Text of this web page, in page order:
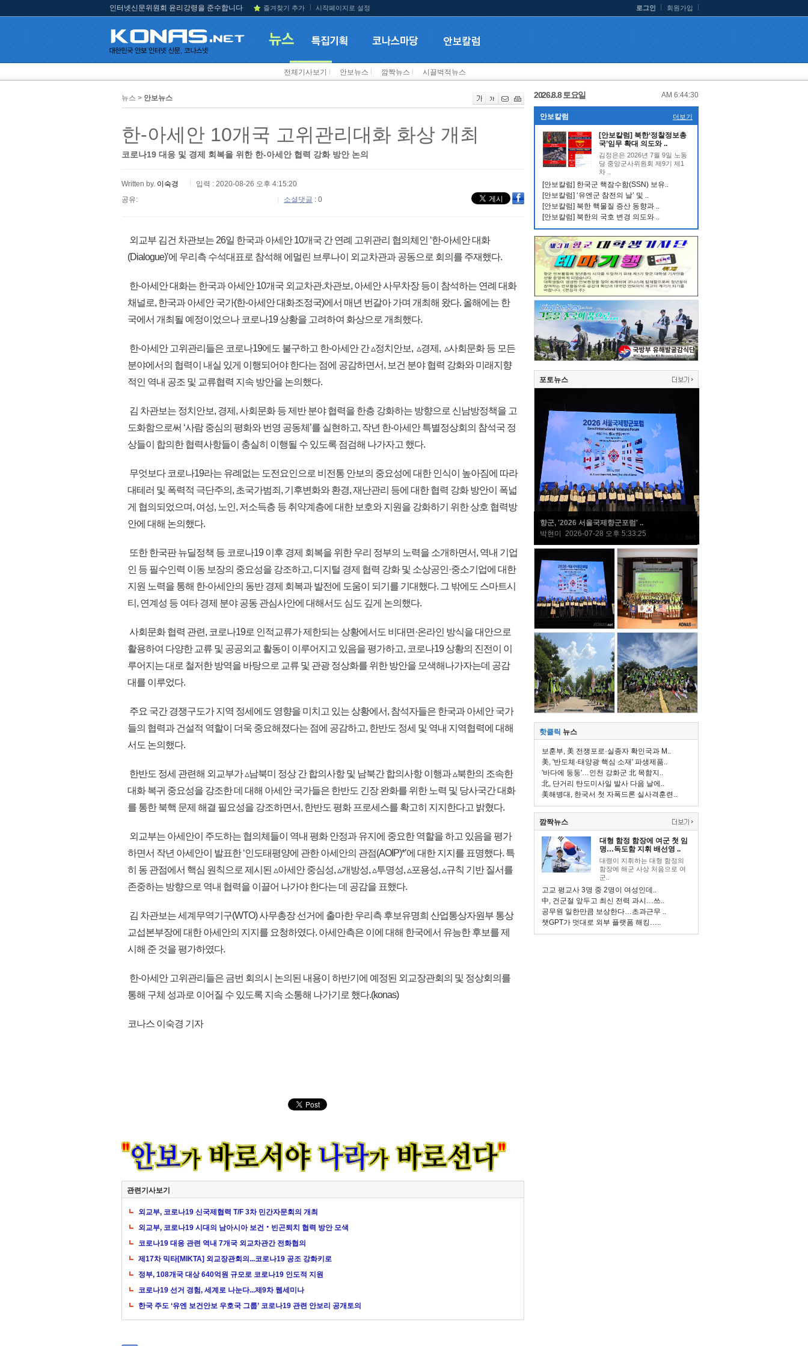
인터넷신문위원회 윤리강령을 준수합니다 즐겨찾기 추가 시작페이지로 설정 로그인 회원가입
전체기사보기 안보뉴스 깜짝뉴스 시끌벅적뉴스
뉴스 > 안보뉴스
한-아세안 10개국 고위관리대화 화상 개최
코로나19 대응 및 경제 회복을 위한 한-아세안 협력 강화 방안 논의
Written by. 이숙경
입력 : 2020-08-26 오후 4:15:20
공유:
소셜댓글 : 0
외교부 김건 차관보는 26일 한국과 아세안 10개국 간 연례 고위관리 협의체인 ‘한-아세안 대화
(Dialogue)’에 우리측 수석대표로 참석해 에멀린 브루나이 외교차관과 공동으로 회의를 주재했다.
한-아세안 대화는 한국과 아세안 10개국 외교차관.차관보, 아세안 사무차장 등이 참석하는 연례 대화
채널로, 한국과 아세안 국가(한-아세안 대화조정국)에서 매년 번갈아 가며 개최해 왔다. 올해에는 한
국에서 개최될 예정이었으나 코로나19 상황을 고려하여 화상으로 개최했다.
한-아세안 고위관리들은 코로나19에도 불구하고 한-아세안 간 ▵정치안보, ▵경제, ▵사회문화 등 모든
분야에서의 협력이 내실 있게 이행되어야 한다는 점에 공감하면서, 보건 분야 협력 강화와 미래지향
적인 역내 공조 및 교류협력 지속 방안을 논의했다.
김 차관보는 정치안보, 경제, 사회문화 등 제반 분야 협력을 한층 강화하는 방향으로 신남방정책을 고
도화함으로써 ‘사람 중심의 평화와 번영 공동체’를 실현하고, 작년 한-아세안 특별정상회의 참석국 정
상들이 합의한 협력사항들이 충실히 이행될 수 있도록 점검해 나가자고 했다.
무엇보다 코로나19라는 유례없는 도전요인으로 비전통 안보의 중요성에 대한 인식이 높아짐에 따라
대테러 및 폭력적 극단주의, 초국가범죄, 기후변화와 환경, 재난관리 등에 대한 협력 강화 방안이 폭넓
게 협의되었으며, 여성, 노인, 저소득층 등 취약계층에 대한 보호와 지원을 강화하기 위한 상호 협력방
안에 대해 논의했다.
또한 한국판 뉴딜정책 등 코로나19 이후 경제 회복을 위한 우리 정부의 노력을 소개하면서, 역내 기업
인 등 필수인력 이동 보장의 중요성을 강조하고, 디지털 경제 협력 강화 및 소상공인·중소기업에 대한
지원 노력을 통해 한-아세안의 동반 경제 회복과 발전에 도움이 되기를 기대했다. 그 밖에도 스마트시
티, 연계성 등 여타 경제 분야 공동 관심사안에 대해서도 심도 깊게 논의했다.
사회문화 협력 관련, 코로나19로 인적교류가 제한되는 상황에서도 비대면·온라인 방식을 대안으로
활용하여 다양한 교류 및 공공외교 활동이 이루어지고 있음을 평가하고, 코로나19 상황의 진전이 이
루어지는 대로 철저한 방역을 바탕으로 교류 및 관광 정상화를 위한 방안을 모색해나가자는데 공감
대를 이루었다.
주요 국간 경쟁구도가 지역 정세에도 영향을 미치고 있는 상황에서, 참석자들은 한국과 아세안 국가
들의 협력과 건설적 역할이 더욱 중요해졌다는 점에 공감하고, 한반도 정세 및 역내 지역협력에 대해
서도 논의했다.
한반도 정세 관련해 외교부가 ▵남북미 정상 간 합의사항 및 남북간 합의사항 이행과 ▵북한의 조속한
대화 복귀 중요성을 강조한 데 대해 아세안 국가들은 한반도 긴장 완화를 위한 노력 및 당사국간 대화
를 통한 북핵 문제 해결 필요성을 강조하면서, 한반도 평화 프로세스를 확고히 지지한다고 밝혔다.
외교부는 아세안이 주도하는 협의체들이 역내 평화 안정과 유지에 중요한 역할을 하고 있음을 평가
하면서 작년 아세안이 발표한 ‘인도태평양에 관한 아세안의 관점(AOIP)*’에 대한 지지를 표명했다. 특
히 동 관점에서 핵심 원칙으로 제시된 ▵아세안 중심성, ▵개방성, ▵투명성, ▵포용성, ▵규칙 기반 질서를
존중하는 방향으로 역내 협력을 이끌어 나가야 한다는 데 공감을 표했다.
김 차관보는 세계무역기구(WTO) 사무총장 선거에 출마한 우리측 후보유명희 산업통상자원부 통상
교섭본부장에 대한 아세안의 지지를 요청하였다. 아세안측은 이에 대해 한국에서 유능한 후보를 제
시해 준 것을 평가하였다.
한-아세안 고위관리들은 금번 회의시 논의된 내용이 하반기에 예정된 외교장관회의 및 정상회의를
통해 구체 성과로 이어질 수 있도록 지속 소통해 나가기로 했다.(konas)
코나스 이숙경 기자
관련기사보기
외교부, 코로나19 신국제협력 T/F 3차 민간자문회의 개최
외교부, 코로나19 시대의 남아시아 보건‧빈곤퇴치 협력 방안 모색
코로나19 대응 관련 역내 7개국 외교차관간 전화협의
제17차 믹타[MIKTA] 외교장관회의...코로나19 공조 강화키로
정부, 108개국 대상 640억원 규모로 코로나19 인도적 지원
코로나19 선거 경험, 세계로 나눈다...제9차 웹세미나
한국 주도 ‘유엔 보건안보 우호국 그룹’ 코로나19 관련 안보리 공개토의
2026.8.8 토요일 AM 6:44:31
안보칼럼 더보기
[안보칼럼] 북한‘정찰정보총
국’임무 확대 의도와 ..
김정은은 2026년 7월 9일 노동
당 중앙군사위원회 제9기 제1
차 ..
[안보칼럼] 한국군 핵잠수함(SSN) 보유..
[안보칼럼] ‘유엔군 참전의 날’ 및 ..
[안보칼럼] 북한 핵물질 증산 동향과 ..
[안보칼럼] 북한의 국호 변경 의도와 ..
포토뉴스
향군, '2026 서울국제향군포럼' ..
박현미 2026-07-28 오후 5:33:25
핫클릭 뉴스
보훈부, 美 전쟁포로·실종자 확인국과 M..
美, '반도체·태양광 핵심 소재' 파생제품..
'바다에 둥둥'…인천 강화군 北 목함지..
北, 단거리 탄도미사일 발사 다음 날에..
美해병대, 한국서 첫 자폭드론 실사격훈련..
깜짝뉴스
대형 함정 함장에 여군 첫 임
명…독도함 지휘 배선영 ..
대령이 지휘하는 대형 함정의
함장에 해군 사상 처음으로 여
군..
고교 평교사 3명 중 2명이 여성인데..
中, 건군절 앞두고 최신 전력 과시…쓰..
공무원 일한만큼 보상한다…초과근무 ..
챗GPT가 멋대로 외부 플랫폼 해킹…..